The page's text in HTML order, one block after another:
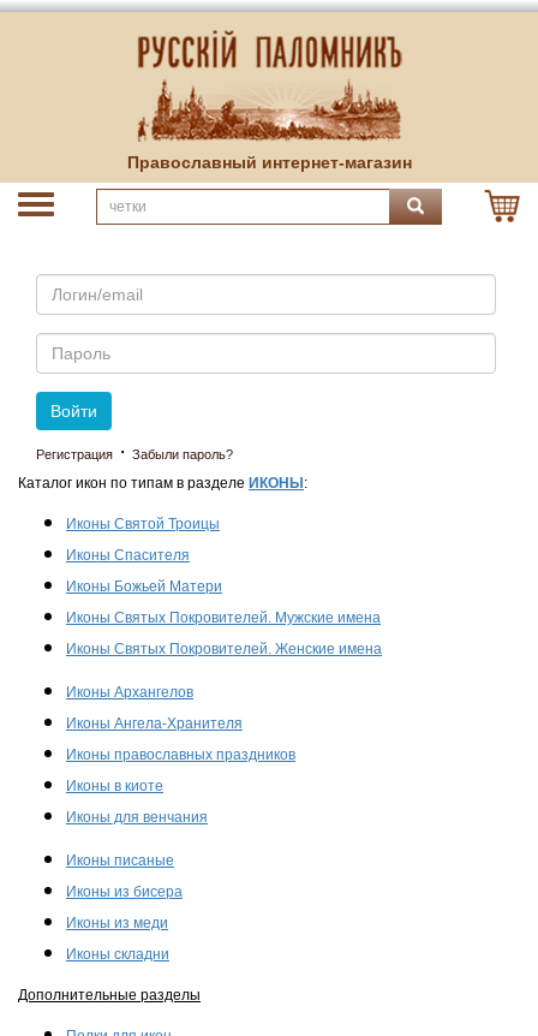
Православный интернет-магазин
Email
Пароль
Войти
Регистрация · Забыли пароль?
Каталог икон по типам в разделе ИКОНЫ :
Иконы Святой Троицы
Иконы Спасителя
Иконы Божьей Матери
Иконы Святых Покровителей. Мужские имена
Иконы Святых Покровителей. Женские имена
Иконы Архангелов
Иконы Ангела-Хранителя
Иконы православных праздников
Иконы в киоте
Иконы для венчания
Иконы писаные
Иконы из бисера
Иконы из меди
Иконы складни
Дополнительные разделы